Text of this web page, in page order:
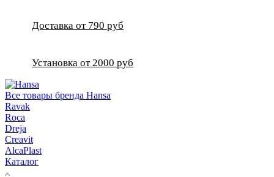
Доставка от 790 руб
Установка от 2000 руб
Все товары бренда Hansa
Ravak
Roca
Dreja
Creavit
AlcaPlast
Каталог